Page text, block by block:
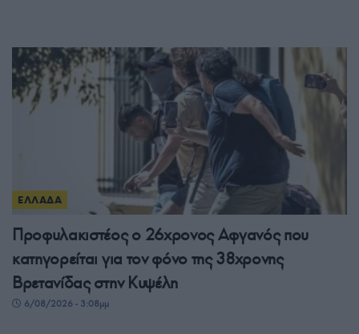
ΕΛΛΑΔΑ
Προφυλακιστέος ο 26χρονος Αφγανός που
κατηγορείται για τον φόνο της 38χρονης
Βρετανίδας στην Κυψέλη
6/08/2026 - 3:08μμ